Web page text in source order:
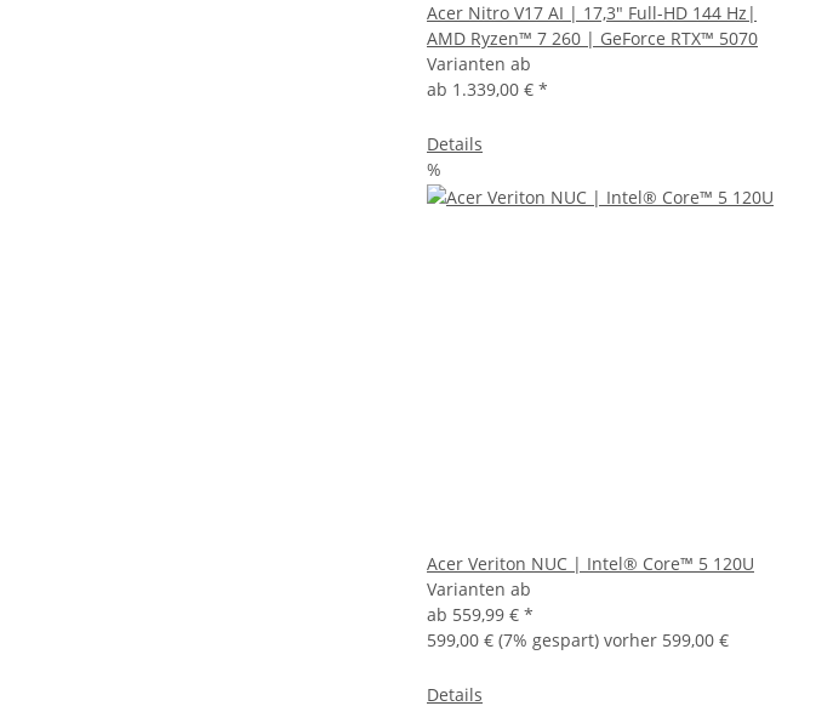
Acer Nitro V17 AI | 17,3" Full-HD 144 Hz|
AMD Ryzen™ 7 260 | GeForce RTX™ 5070
Varianten ab
ab 1.339,00 € *
Details
%
Acer Veriton NUC | Intel® Core™ 5 120U
Varianten ab
ab 559,99 € *
599,00 € (7% gespart) vorher 599,00 €
Details